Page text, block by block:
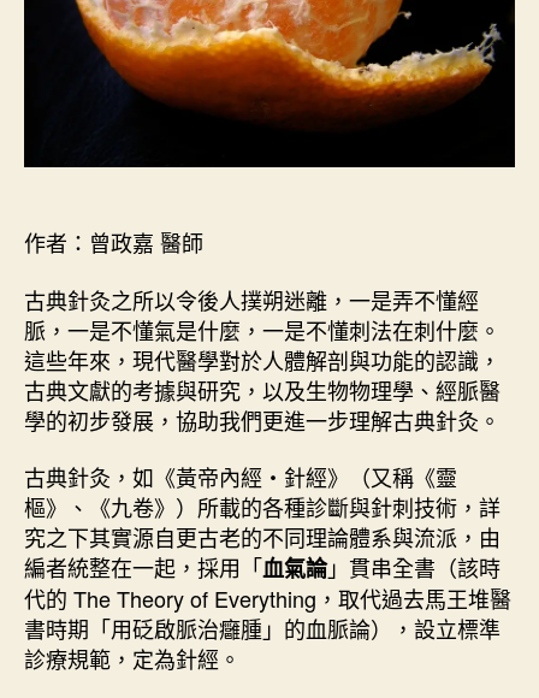
作者：曾政嘉 醫師
古典針灸之所以令後人撲朔迷離，一是弄不懂經
脈，一是不懂氣是什麼，一是不懂刺法在刺什麼。
這些年來，現代醫學對於人體解剖與功能的認識，
古典文獻的考據與研究，以及生物物理學、經脈醫
學的初步發展，協助我們更進一步理解古典針灸。
古典針灸，如《黃帝內經・針經》（又稱《靈
樞》、《九卷》）所載的各種診斷與針刺技術，詳
究之下其實源自更古老的不同理論體系與流派，由
編者統整在一起，採用「血氣論」貫串全書（該時
代的 The Theory of Everything，取代過去馬王堆醫
書時期「用砭啟脈治癰腫」的血脈論），設立標準
診療規範，定為針經。